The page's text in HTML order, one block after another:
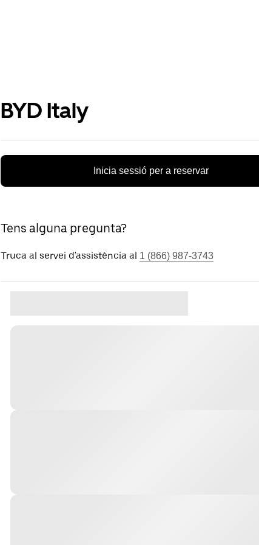
BYD Italy
Inicia sessió per a reservar
Tens alguna pregunta?
Truca al servei d'assistència al 1 (866) 987-3743